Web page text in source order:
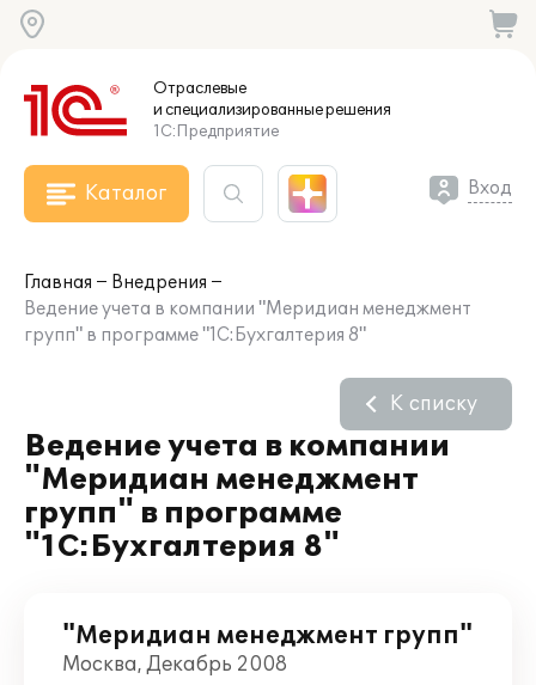
Отраслевые
и специализированныерешения
1С:Предприятие
Каталог Вход
Главная
Внедрения
Ведение учета в компании "Меридиан менеджмент
групп" в программе "1С:Бухгалтерия 8"
Ведение учета в компании
"Меридиан менеджмент
групп" в программе
"1С:Бухгалтерия 8"
К списку
"Меридиан менеджмент групп"
Москва, Декабрь 2008